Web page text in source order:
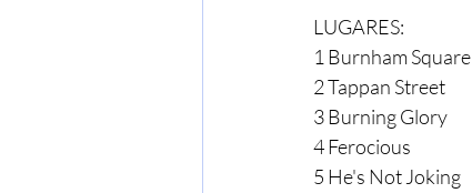
LUGARES:
1 Burnham Square
2 Tappan Street
3 Burning Glory
4 Ferocious
5 He's Not Joking